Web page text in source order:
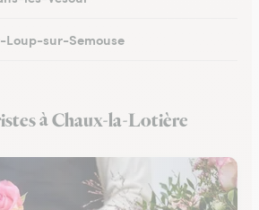
Loup-sur-Semouse
sur-Saône-et-Saint-Albin
à Chaux-la-Lotière